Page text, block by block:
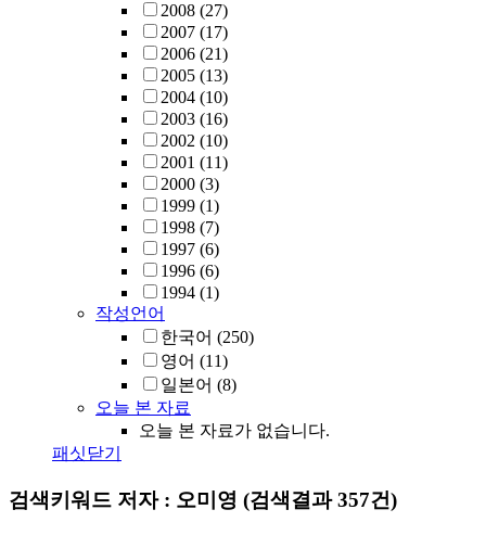
2008 (27)
2007 (17)
2006 (21)
2005 (13)
2004 (10)
2003 (16)
2002 (10)
2001 (11)
2000 (3)
1999 (1)
1998 (7)
1997 (6)
1996 (6)
1994 (1)
작성언어
한국어 (250)
영어 (11)
일본어 (8)
오늘 본 자료
오늘 본 자료가 없습니다.
패싯닫기
검색키워드 저자 : 오미영 (검색결과 357건)